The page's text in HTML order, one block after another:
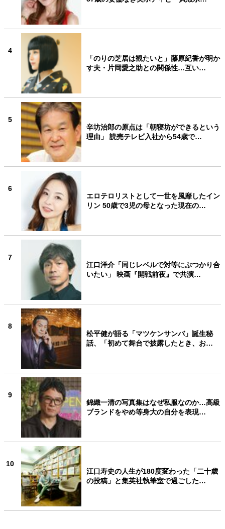
4
「のりの芝居は観たいと」藤原紀香が明か
す夫・片岡愛之助との関係性…互い…
5
辛坊治郎の原点は「朝寝坊ができるという
理由」 読売テレビ入社から54歳で…
6
エロテロリストとして一世を風靡したイン
リン 50歳で3児の母となった現在の…
7
江口洋介「同じレベルで対等にぶつかり合
いたい」 映画『開戦前夜』で共演…
8
松平健が語る「マツケンサンバ」誕生秘
話、「初めて舞台で披露したとき、お…
9
錦織一清の写真集はなぜ私服なのか…高級
ブランドをやめ等身大の自分を表現…
10
江口寿史の人生が180度変わった「二十歳
の投稿」と集英社執筆室で過ごした…